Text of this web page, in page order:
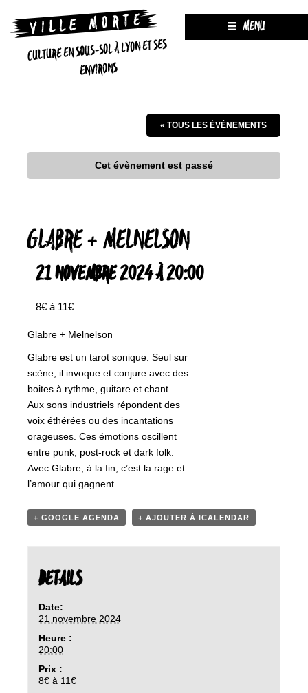
CULTURE EN SOUS-SOL À LYON ET SES
ENVIRONS
MENU
« TOUS LES ÉVÈNEMENTS
Cet évènement est passé
GLABRE + MELNELSON
21 NOVEMBRE 2024 À 20:00
8€ à 11€
Glabre + Melnelson
Glabre est un tarot sonique. Seul sur
scène, il invoque et conjure avec des
boites à rythme, guitare et chant.
Aux sons industriels répondent des
voix éthérées ou des incantations
orageuses. Ces émotions oscillent
entre punk, post-rock et dark folk.
Avec Glabre, à la fin, c’est la rage et
l’amour qui gagnent.
+ GOOGLE AGENDA + AJOUTER À ICALENDAR
DETAILS
Date:
21 novembre 2024
Heure :
20:00
Prix :
8€ à 11€